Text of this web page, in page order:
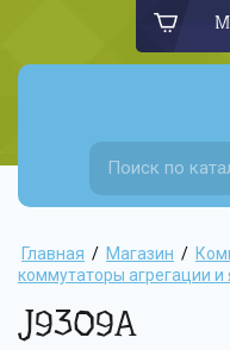
Главная / Магазин /
коммутаторы агрегации и
J9309A